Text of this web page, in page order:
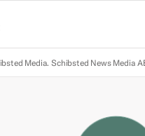
Media. Schibsted News Media